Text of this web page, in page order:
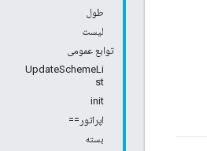
طول
لیست
توابع عمومی
UpdateSchemeLi
st
init
اپراتور==
بسته